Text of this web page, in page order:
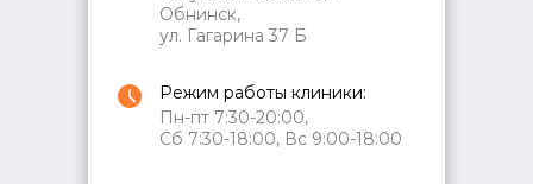
Обнинск,
ул. Гагарина 37 Б
Режим работы клиники:
Пн-пт 7:30-20:00,
Сб 7:30-18:00, Вс 9:00-18:00